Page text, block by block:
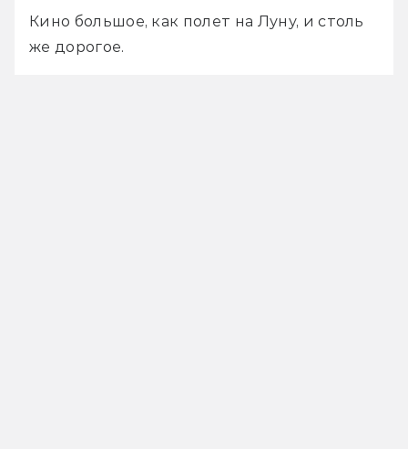
Кино большое, как полет на Луну, и столь
же дорогое.